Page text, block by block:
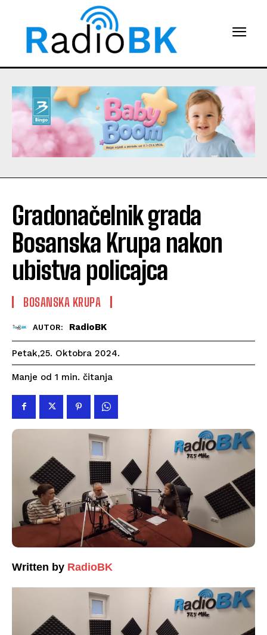
Gradonačelnik grada
Bosanska Krupa nakon
ubistva policajca
BOSANSKA KRUPA
AUTOR: RadioBK
Petak,25. Oktobra 2024.
Manje od 1 min. čitanja
Written by RadioBK